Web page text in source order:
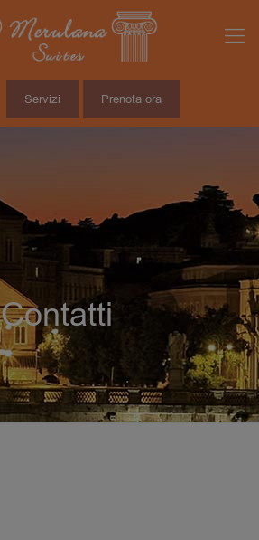
Servizi Prenota ora
Contatti